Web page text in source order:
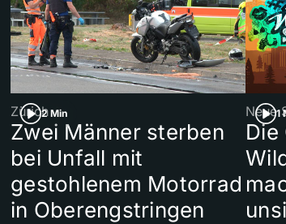
2 Min
Zürich
Zwei Männer sterben
bei Unfall mit
gestohlenem Motorrad
in Oberengstringen
1
Neue
Die